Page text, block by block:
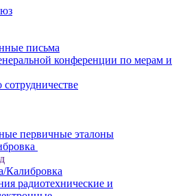
письма
конференции по мерам и
первичные эталоны
Калибровка
радиотехнические и